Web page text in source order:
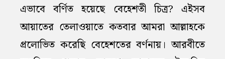
এভাবে বর্ণিত হয়েছে বেহেশতী চিত্র? এইসব
আয়াতের তেলাওয়াতে কতবার আমরা আল্লাহকে
প্রলোভিত করেছি বেহেশতের বর্ণনায়। আরবীতে